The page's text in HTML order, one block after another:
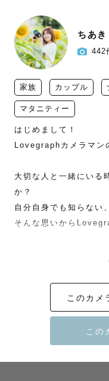
ちあき
442
家族 カップル
マタニティー
はじめまして！
Lovegraphカメラマン
大切な人と一緒にいる
か？
自分自身でも知らない
そんな思いから
【撮影準備】
事前のヒアリングは丁
写真への希望、イメ
どんな些細な事でも構
このカメ